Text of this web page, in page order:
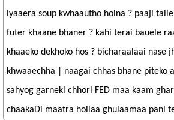
lyaaera soup kwhaautho hoina ? paaji
futer khaane bhaner ? kahi terai bauele
khaaeko dekhoko hos ? bicharaalaai nase
khwaaechha | naagai chhas bhane piteko
sahyog garneki chhori FED maa kaam
chaakaDi maatra hoilaa ghulaamaa pani